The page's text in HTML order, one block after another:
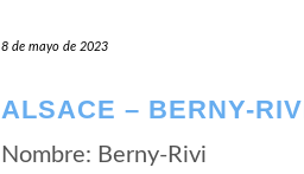
8 de mayo de 2023
ALSACE – BERNY-
Nombre: Berny-Rivi